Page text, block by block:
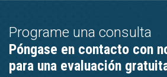
Programe una consulta
Póngase en contacto con
para una evaluación